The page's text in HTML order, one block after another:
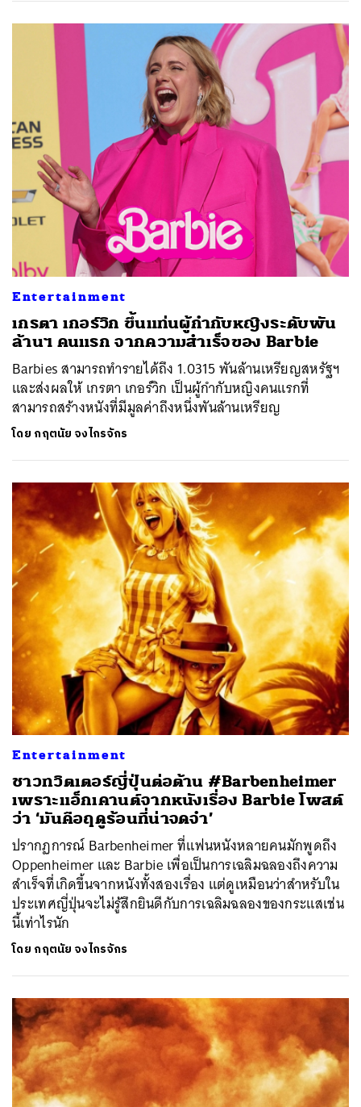
Entertainment
เกรตา เกอร์วิก ขึ้นแท่นผู้กำกับหญิงระดับพัน
ล้านฯ คนแรก จากความสำเร็จของ Barbie
Barbies สามารถทำรายได้ถึง 1.0315 พันล้านเหรียญสหรัฐฯ
และส่งผลให้ เกรตา เกอร์วิก เป็นผู้กำกับหญิงคนแรกที่
สามารถสร้างหนังที่มีมูลค่าถึงหนึ่งพันล้านเหรียญ
โดย กฤตนัย จงไกรจักร
Entertainment
ชาวทวิตเตอร์ญี่ปุ่นต่อต้าน #Barbenheimer
เพราะแอ็กเคานต์จากหนังเรื่อง Barbie โพสต์
ว่า ‘มันคือฤดูร้อนที่น่าจดจำ’
ปรากฏการณ์ Barbenheimer ที่แฟนหนังหลายคนมักพูดถึง
Oppenheimer และ Barbie เพื่อเป็นการเฉลิมฉลองถึงความ
สำเร็จที่เกิดขึ้นจากหนังทั้งสองเรื่อง แต่ดูเหมือนว่าสำหรับใน
ประเทศญี่ปุ่นจะไม่รู้สึกยินดีกับการเฉลิมฉลองของกระแสเช่น
นี้เท่าไรนัก
โดย กฤตนัย จงไกรจักร
SHARE TWEET LINE EMAIL